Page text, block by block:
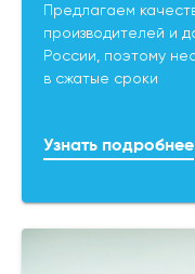
Предлагаем
производителей и
России, поэтому
в сжатые сроки
Узнать подробнее